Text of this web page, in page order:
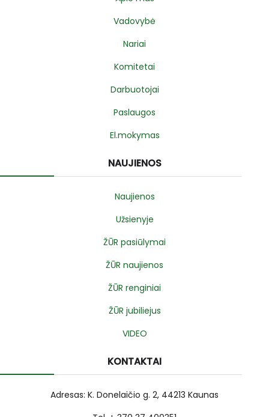
Vadovybė
Nariai
Komitetai
Darbuotojai
Paslaugos
El.mokymas
NAUJIENOS
Naujienos
Užsienyje
ŽŪR pasiūlymai
ŽŪR naujienos
ŽŪR renginiai
ŽŪR jubiliejus
VIDEO
KONTAKTAI
Adresas: K. Donelaičio g. 2, 44213 Kaunas